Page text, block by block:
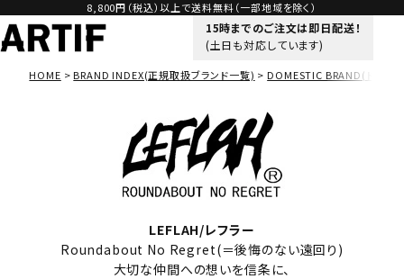
8,800円（税込）以上で送料無料（一部地域を除く）
15時までのご注文は即日配送！
(土日も対応しています)
HOME BRAND INDEX(正規取扱ブランド一覧) DOMESTIC BRAND(ドメステ
LEFLAH/レフラー
Roundabout No Regret(＝後悔のない遠回り)
大切な仲間への想いを信条に、